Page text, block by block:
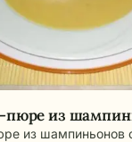
пюре из
из шампиньонов